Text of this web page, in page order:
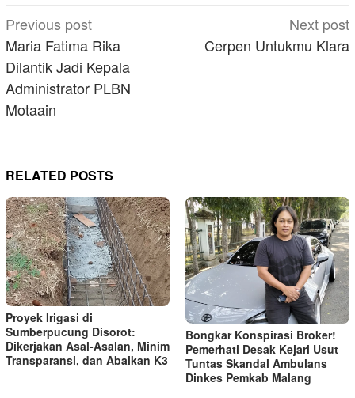
Post
navigation
Previous post
Maria Fatima Rika
Dilantik Jadi Kepala
Administrator PLBN
Motaain
Next post
Cerpen Untukmu Klara
RELATED POSTS
Proyek Irigasi di
Sumberpucung Disorot:
Dikerjakan Asal-Asalan, Minim
Transparansi, dan Abaikan K3
Bongkar Konspirasi Broker!
Pemerhati Desak Kejari Usut
Tuntas Skandal Ambulans
Dinkes Pemkab Malang